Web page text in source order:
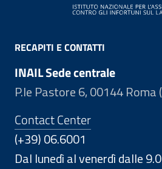
RECAPITI E CONTATTI
INAIL Sede centrale
P.le Pastore 6, 00144 Roma
Contact Center
(+39) 06.6001
Dal lunedì al venerdì dalle